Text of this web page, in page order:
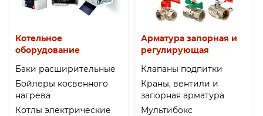
Котельное
оборудование
Баки расширительные
Бойлеры косвенного
нагрева
Котлы электрические
Арматура запорная и
регулирующая
Клапаны подпитки
Краны, вентили и
запорная арматура
Мультибокс